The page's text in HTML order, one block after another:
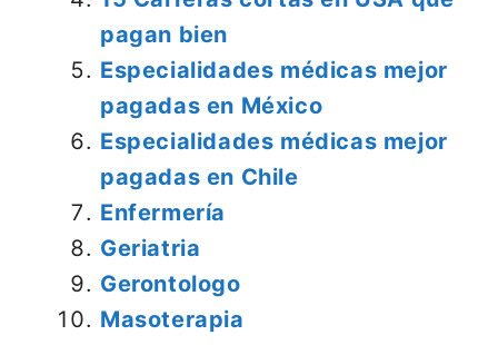
pagan bien
Especialidades médicas mejor
pagadas en México
Especialidades médicas mejor
pagadas en Chile
Enfermería
Geriatria
Gerontologo
Masoterapia